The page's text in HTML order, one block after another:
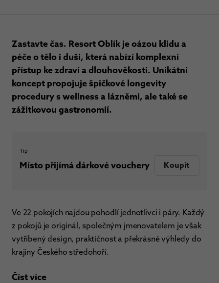
Zastavte čas. Resort Oblík je oázou klidu a
péče o tělo i duši, která nabízí komplexní
přístup ke zdraví a dlouhověkosti. Unikátní
koncept propojuje špičkové longevity
procedury s wellness a lázněmi, ale také se
zážitkovou gastronomií.
Tip
Místo přijímá dárkové vouchery Koupit
Ve 22 pokojích najdou pohodlí jednotlivci i páry. Každý
z pokojů je originál, společným jmenovatelem je však
vytříbený design, praktičnost a překrásné výhledy do
krajiny Českého středohoří.
Číst více